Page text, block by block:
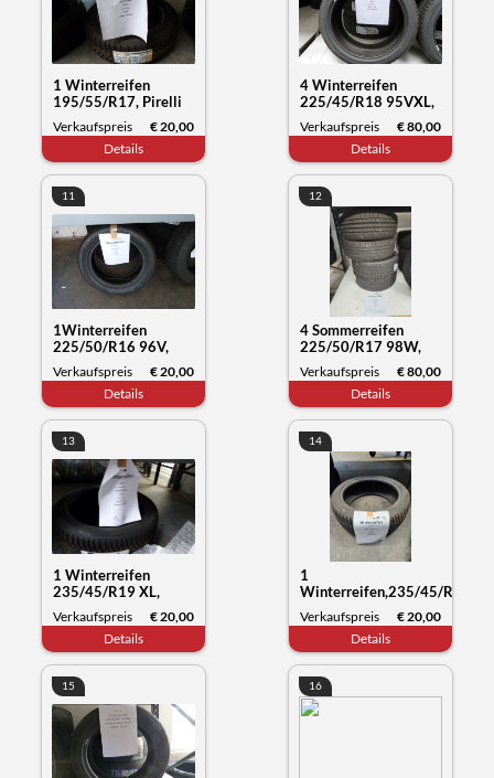
1 Winterreifen
195/55/R17, Pirelli
Snow Control, Datum
50/19
Verkaufspreis
€ 20,00
Details
4 Winterreifen
225/45/R18 95VXL,
Nokian Tyres WR
snowproof, Datum
Verkaufspreis
€ 80,00
Details
11
1Winterreifen
225/50/R16 96V,
Goodride SW608,
Datum 21/21
Verkaufspreis
€ 20,00
Details
12
4 Sommerreifen
225/50/R17 98W,
Yartu Zuper Eco,
Datum 04/24
Verkaufspreis
€ 80,00
Details
13
1 Winterreifen
235/45/R19 XL,
Kumho Tyre
Wintercraft WP72,
Datum 27/23
Verkaufspreis
€ 20,00
Details
14
1
Winterreifen,235/45/R19
99V XL,Hankook
Winter i*cept, Datum
Verkaufspreis
€ 20,00
Details
15 16